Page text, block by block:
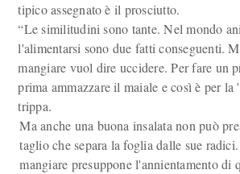
tipico assegnato è il prosciutto.
“Le similitudini sono tante. Nel mondo
l'alimentarsi sono due fatti conseguenti.
mangiare vuol dire uccidere. Per fare un
prima ammazzare il maiale e così è per
trippa.
Ma anche una buona insalata non può
taglio che separa la foglia dalle sue
mangiare presuppone l'annientamento di